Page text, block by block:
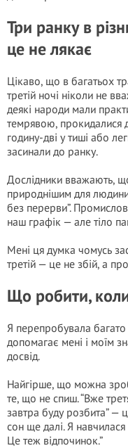
Три ранку в
це не лякає
Цікаво, що в багатьох
третій ночі ніколи не
деякі народи мали
темрявою, прокидалися
годину-дві у тиші або
засинали до ранку.
Дослідники вважають,
природнішим для
без перерви”.
наш графік — але тіло
Мені ця думка чомусь
третій — це не збій, а
Що робити,
Я перепробувала
допомагає мені і моїм
досвід.
Найгірше, що можна
те, що не спиш. “Вже
завтра буду розбита” —
сон ще далі. Я
Це теж відпочинок.”